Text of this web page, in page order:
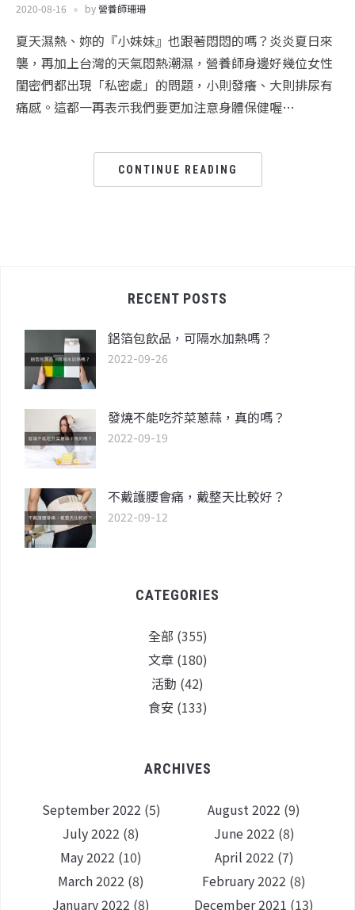
2020-08-16 by營養師珊珊
夏天濕熱、妳的『小妹妹』也跟著悶悶的嗎？炎炎夏日來
襲，再加上台灣的天氣悶熱潮濕，營養師身邊好幾位女性
閨密們都出現「私密處」的問題，小則發癢、大則排尿有
痛感。這都一再表示我們要更加注意身體保健喔…
CONTINUE READING
RECENT POSTS
鋁箔包飲品，可隔水加熱嗎？
2022-09-26
發燒不能吃芥菜蔥蒜，真的嗎？
2022-09-19
不戴護腰會痛，戴整天比較好？
2022-09-12
CATEGORIES
全部 (355)
文章(180)
活動 (42)
食安 (133)
ARCHIVES
September 2022 (5) August 2022 (9)
July 2022 (8) June 2022 (8)
May 2022 (10) April 2022 (7)
March 2022 (8) February 2022 (8)
January 2022 (8) December 2021 (13)